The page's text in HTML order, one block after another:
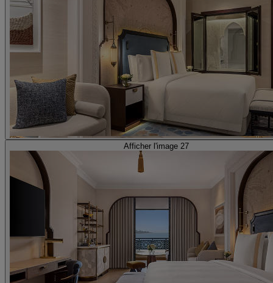
Afficher l'image 27